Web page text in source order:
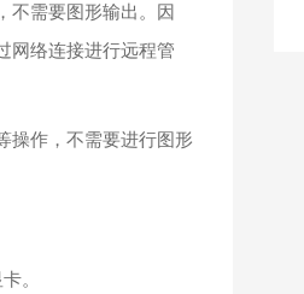
不需要图形输出。因
网络连接进行远程管
操作，不需要进行图形
。